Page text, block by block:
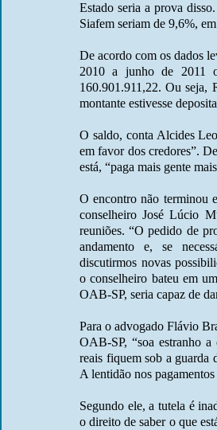
Estado seria a prova
Siafem seriam de 9,6%,
De acordo com os dados
2010 a junho de 2011
160.901.911,22. Ou seja,
montante estivesse
O saldo, conta Alcides
em favor dos credores”.
está, “paga mais gente
O encontro não terminou
conselheiro José Lúcio
reuniões. “O pedido de
andamento e, se
discutirmos novas
o conselheiro bateu em
OAB-SP, seria capaz de
Para o advogado Flávio
OAB-SP, “soa estranho
reais fiquem sob a guarda
A lentidão nos
Segundo ele, a tutela é
o direito de saber o que